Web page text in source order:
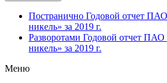
Постранично Годовой отчет
никель» за 2019 г.
Разворотами Годовой отчет
никель» за 2019 г.
Меню